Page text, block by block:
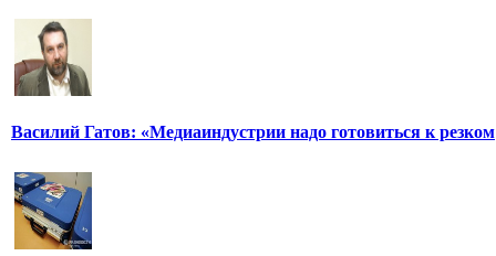
Василий Гатов: «Медиаиндустрии надо готовиться к резком